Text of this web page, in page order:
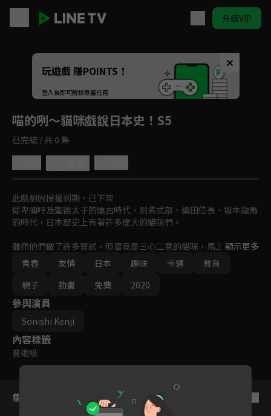
升級VIP
玩遊戲 賺POINTS！
登入後即可解鎖專屬任務
喵的咧～貓咪戲說日本史！S5
已完結 / 共 0 集
此戲劇因授權到期，已下架
從卑彌呼及聖德太子的遠古時代，到紫式部、織田信長、坂本龍馬
的時代，日本歷史上有著許多偉大的貓咪們。
雖然他們做了許多嘗試，但畢竟是三心二意的貓咪，馬上就感到厭
倦，不自覺地對會動的東西卯起身子，再不然就是睡大覺。但只要
沉迷於某樣東西，他們就會發揮驚人的力量。究竟這樣的貓咪們是
如何創造日本歷史的呢？
顯示更多
青春
友情 日本 趣味 卡通
教育
親子
動畫 免費 2020
參與演員
Sonishi Kenji
內容標籤
普遍級
集數列表